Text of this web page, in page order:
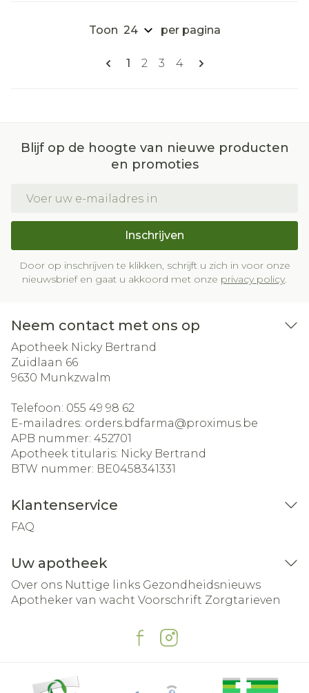
Pagina's
U lees momenteel pagina
1 Pagina
2 Pagina
3 Pagina
4
Toon per pagina
Blijf op de hoogte van nieuwe producten
en promoties
Inschrijven
Door op inschrijven te klikken, schrijft u zich in voor onze
nieuwsbrief en gaat u akkoord met onze privacy policy.
Neem contact met ons op
Apotheek Nicky Bertrand
Zuidlaan 66
9630 Munkzwalm
Telefoon: 055 49 98 62
E-mailadres: orders.bdfarma@proximus.be
APB nummer: 452701
Apotheek titularis: Nicky Bertrand
BTW nummer: BE0458341331
Klantenservice
FAQ
Uw apotheek
Over ons Nuttige links Gezondheidsnieuws
Apotheker van wacht Voorschrift Zorgtarieven